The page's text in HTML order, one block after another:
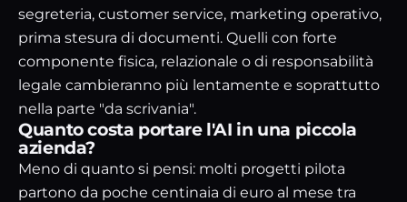
segreteria, customer service, marketing operativo,
prima stesura di documenti. Quelli con forte
componente fisica, relazionale o di responsabilità
legale cambieranno più lentamente e soprattutto
nella parte "da scrivania".
Quanto costa portare l'AI in una piccola
azienda?
Meno di quanto si pensi: molti progetti pilota
partono da poche centinaia di euro al mese tra